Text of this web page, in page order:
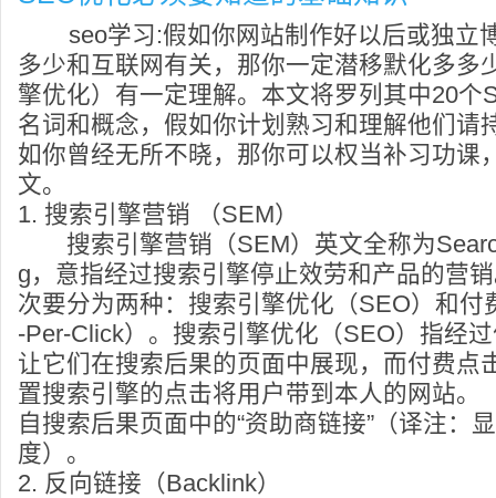
seo学习:假如你网站制作好以后或独立
多少和互联网有关，那你一定潜移默化多多
擎优化）有一定理解。本文将罗列其中20个
名词和概念，假如你计划熟习和理解他们请
如你曾经无所不晓，那你可以权当补习功课
文。
1. 搜索引擎营销 （SEM）
搜索引擎营销（SEM）英文全称为
g，意指经过搜索引擎停止效劳和产品的营
次要分为两种：搜索引擎优化（SEO）和付
-Per-Click）。搜索引擎优化（SEO）指经
让它们在搜索后果的页面中展现，而付费点
置搜索引擎的点击将用户带到本人的网站。
自搜索后果页面中的“资助商链接”（译注：
度）。
2. 反向链接（Backlink）